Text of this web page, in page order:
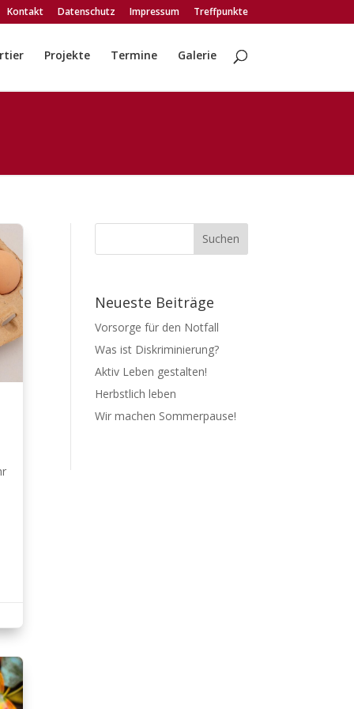
Kontakt Datenschutz Impressum Treffpunkte
Projekte Termine Galerie
Neueste Beiträge
Vorsorge für den Notfall
Was ist Diskriminierung?
Aktiv Leben gestalten!
Herbstlich leben
Wir machen Sommerpause!